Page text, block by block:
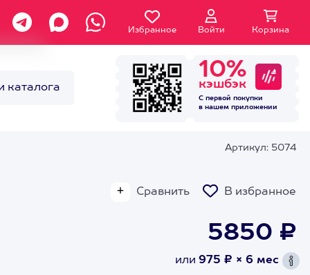
Избранное Войти Корзина
каталога
10%
кэшбэк
С первой покупки
в нашем приложении
Артикул: 5074
Сравнить В избранное
5850 ₽
или 975 ₽ × 6 мес